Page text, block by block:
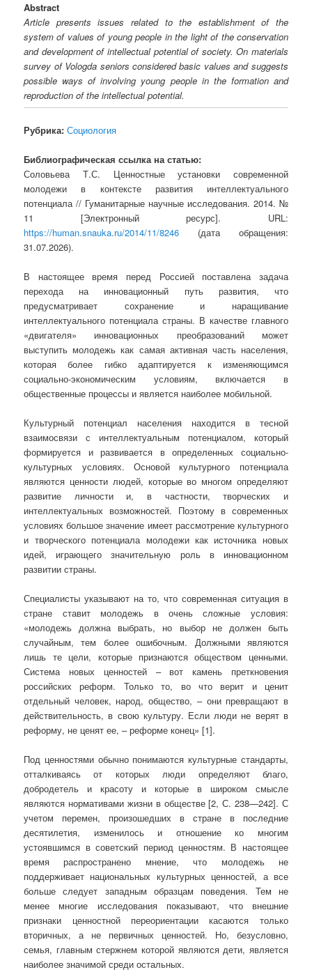
Abstract
Article presents issues related to the establishment of the
system of values of young people in the light of the conservation
and development of intellectual potential of society. On materials
survey of Vologda seniors considered basic values and suggests
possible ways of involving young people in the formation and
reproduction of the intellectual potential.
Рубрика: Социология
Библиографическая ссылка на статью:
Соловьева Т.С. Ценностные установки современной
молодежи в контексте развития интеллектуального
потенциала // Гуманитарные научные исследования. 2014. №
11 [Электронный ресурс]. URL:
https://human.snauka.ru/2014/11/8246 (дата обращения:
31.07.2026).
В настоящее время перед Россией поставлена задача
перехода на инновационный путь развития, что
предусматривает сохранение и наращивание
интеллектуального потенциала страны. В качестве главного
«двигателя» инновационных преобразований может
выступить молодежь как самая активная часть населения,
которая более гибко адаптируется к изменяющимся
социально-экономическим условиям, включается в
общественные процессы и является наиболее мобильной.
Культурный потенциал населения находится в тесной
взаимосвязи с интеллектуальным потенциалом, который
формируется и развивается в определенных социально-
культурных условиях. Основой культурного потенциала
являются ценности людей, которые во многом определяют
развитие личности и, в частности, творческих и
интеллектуальных возможностей. Поэтому в современных
условиях большое значение имеет рассмотрение культурного
и творческого потенциала молодежи как источника новых
идей, играющего значительную роль в инновационном
развитии страны.
Специалисты указывают на то, что современная ситуация в
стране ставит молодежь в очень сложные условия:
«молодежь должна выбрать, но выбор не должен быть
случайным, тем более ошибочным. Должными являются
лишь те цели, которые признаются обществом ценными.
Система новых ценностей – вот камень преткновения
российских реформ. Только то, во что верит и ценит
отдельный человек, народ, общество, – они превращают в
действительность, в свою культуру. Если люди не верят в
реформу, не ценят ее, – реформе конец» [1].
Под ценностями обычно понимаются культурные стандарты,
отталкиваясь от которых люди определяют благо,
добродетель и красоту и которые в широком смысле
являются нормативами жизни в обществе [2, С. 238—242]. С
учетом перемен, произошедших в стране в последние
десятилетия, изменилось и отношение ко многим
устоявшимся в советский период ценностям. В настоящее
время распространено мнение, что молодежь не
поддерживает национальных культурных ценностей, а все
больше следует западным образцам поведения. Тем не
менее многие исследования показывают, что внешние
признаки ценностной переориентации касаются только
вторичных, а не первичных ценностей. Но, безусловно,
семья, главным стержнем которой являются дети, является
наиболее значимой среди остальных.